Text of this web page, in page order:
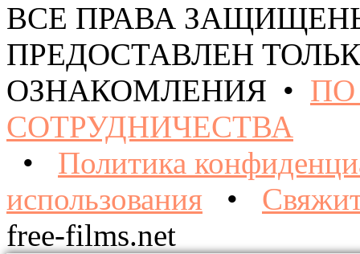
ВСЕ ПРАВА
ПРЕДОСТАВЛЕН
ОЗНАКОМЛЕНИЯ •
СОТРУДНИЧЕСТВА
• Политика
использования •
free-films.net